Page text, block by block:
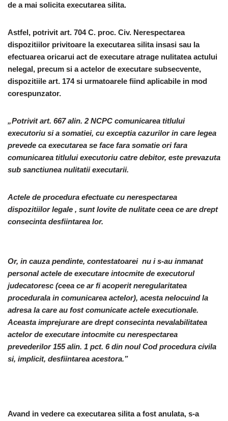
de a mai solicita executarea silita.
Astfel, potrivit art. 704 C. proc. Civ. Nerespectarea
dispozitiilor privitoare la executarea silita insasi sau la
efectuarea oricarui act de executare atrage nulitatea actului
nelegal, precum si a actelor de executare subsecvente,
dispozitiile art. 174 si urmatoarele fiind aplicabile in mod
corespunzator.
„Potrivit art. 667 alin. 2 NCPC comunicarea titlului
executoriu si a somatiei, cu exceptia cazurilor in care legea
prevede ca executarea se face fara somatie ori fara
comunicarea titlului executoriu catre debitor, este prevazuta
sub sanctiunea nulitatii executarii.
Actele de procedura efectuate cu nerespectarea
dispozitiilor legale , sunt lovite de nulitate ceea ce are drept
consecinta desfiintarea lor.
Or, in cauza pendinte, contestatoarei nu i s-au inmanat
personal actele de executare intocmite de executorul
judecatoresc (ceea ce ar fi acoperit neregularitatea
procedurala in comunicarea actelor), acesta nelocuind la
adresa la care au fost comunicate actele executionale.
Aceasta imprejurare are drept consecinta nevalabilitatea
actelor de executare intocmite cu nerespectarea
prevederilor 155 alin. 1 pct. 6 din noul Cod procedura civila
si, implicit, desfiintarea acestora.”
Avand in vedere ca executarea silita a fost anulata, s-a